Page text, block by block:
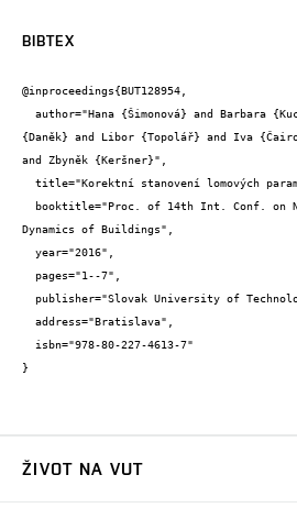
BIBTEX
@inproceedings{BUT128954,
{Daněk} and Libor {Topolář} and Iva
and Zbyněk {Keršner}",
Dynamics of Buildings",
}
ŽIVOT NA VUT